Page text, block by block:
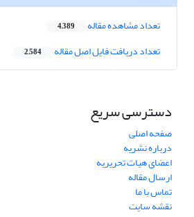
تعداد مشاهده مقاله 4,389
تعداد دریافت فایل اصل مقاله 2,584
دسترسی سریع
صفحه اصلی
درباره نشریه
اعضای هیات تحریریه
ارسال مقاله
تماس با ما
نقشه سایت